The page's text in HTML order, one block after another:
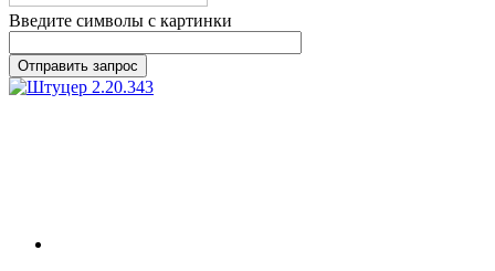
Введите символы с картинки